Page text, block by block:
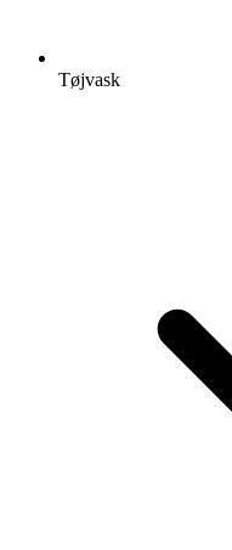
Tøjvask